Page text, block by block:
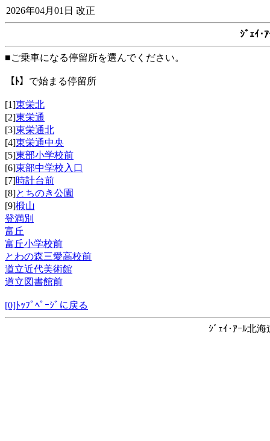
2026年04月01日 改正
ｼﾞｪｲ･
■ご乗車になる停留所を選んでください。
【ﾄ】 で始まる停留所
[1]東栄北
[2]東栄通
[3]東栄通北
[4]東栄通中央
[5]東部小学校前
[6]東部中学校入口
[7]時計台前
[8]とちのき公園
[9]椴山
登満別
富丘
富丘小学校前
とわの森三愛高校前
道立近代美術館
道立図書館前
[0]ﾄｯﾌﾟﾍﾟｰｼﾞに戻る
ｼﾞｪｲ･ｱｰﾙ北